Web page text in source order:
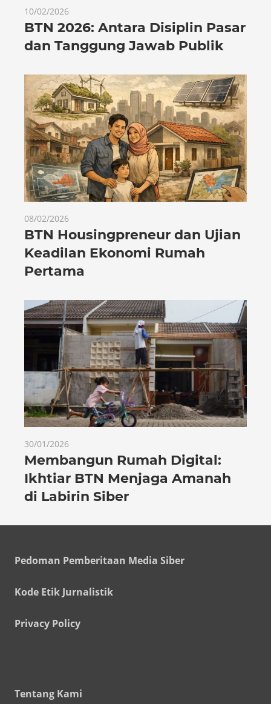
10/02/2026
BTN 2026: Antara Disiplin Pasar
dan Tanggung Jawab Publik
08/02/2026
BTN Housingpreneur dan Ujian
Keadilan Ekonomi Rumah
Pertama
30/01/2026
Membangun Rumah Digital:
Ikhtiar BTN Menjaga Amanah
di Labirin Siber
Pedoman Pemberitaan Media Siber
Kode Etik Jurnalistik
Privacy Policy
Tentang Kami